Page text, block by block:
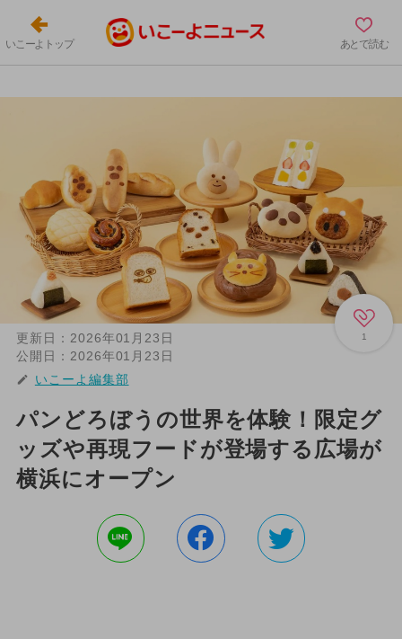
いこーよトップ あとで読む
1
更新日： 2026年01月23日
公開日： 2026年01月23日
いこーよ編集部
パンどろぼうの世界を体験！限定グ
ッズや再現フードが登場する広場が
横浜にオープン